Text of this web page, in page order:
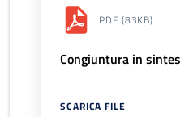
PDF (83KB)
Congiuntura in
SCARICA FILE